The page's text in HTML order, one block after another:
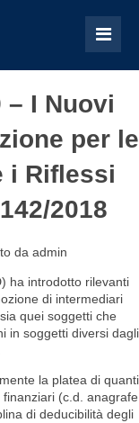
– I Nuovi
per le
i Riflessi
2018
da admin
ha introdotto rilevanti
di intermediari
quei soggetti che
in soggetti diversi dagli
la platea di quanti
(c.d. anagrafe
di deducibilità degli